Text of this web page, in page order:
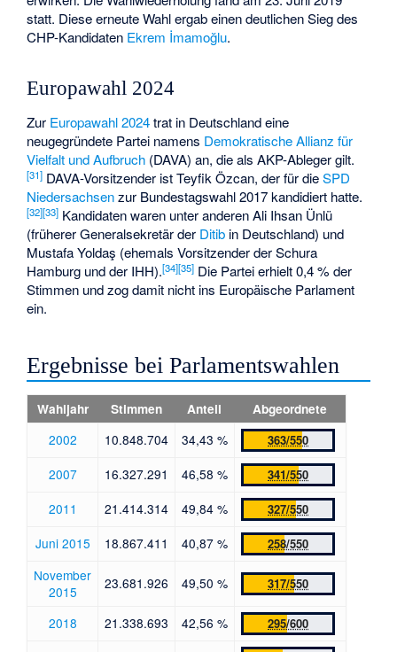
statt. Diese erneute Wahl ergab einen deutlichen Sieg des
CHP-Kandidaten Ekrem İmamoğlu.
Europawahl 2024
Zur Europawahl 2024trat in Deutschland eine
neugegründete Partei namens Demokratische Allianz für
Vielfalt und Aufbruch (DAVA) an, die als AKP-Ableger gilt.
[31] DAVA-Vorsitzender istTeyfik Özcan, der für dieSPD
Niedersachsenzur Bundestagswahl 2017 kandidiert hatte.
[32][33] Kandidaten waren unter anderenAli Ihsan Ünlü
(früherer Generalsekretär der Ditib in Deutschland) und
Mustafa Yoldaş (ehemals Vorsitzender der Schura
Hamburg und der IHH).[34][35] Die Partei erhielt 0,4 % der
Stimmen und zog damit nicht ins Europäische Parlament
ein.
Ergebnisse bei Parlamentswahlen
Wahljahr Stimmen Anteil Abgeordnete
2002 10.848.704 34,43 % 363/550
2007 16.327.291 46,58 % 341/550
2011 21.414.314 49,84 % 327/550
Juni 2015 18.867.411 40,87 % 258/550
November
2015
23.681.926 49,50 % 317/550
2018 21.338.693 42,56 % 295/600